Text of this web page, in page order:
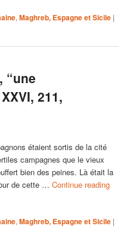
,Maghreb, Espagne et Sicile |
“une
211,
étaient sortis de la cité
campagnes que le vieux
bien des peines. Là était la
de cette …Continue reading
,Maghreb, Espagne et Sicile |